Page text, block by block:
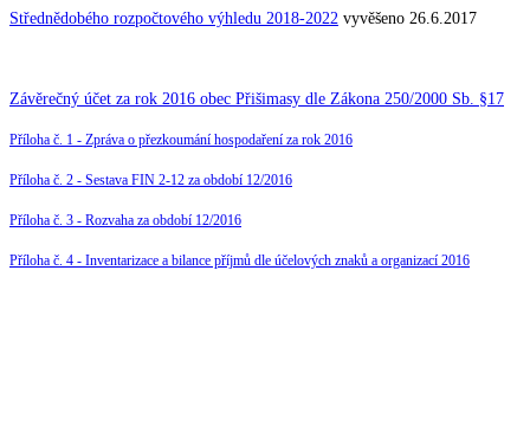
Střednědobého rozpočtového výhledu 2018-2022 vyvěšeno 26.6.2017
Závěrečný účet za rok 2016 obec Přišimasy dle Zákona 250/2000 Sb. §17
Příloha č. 1 - Zpráva o přezkoumání hospodaření za rok 2016
Příloha č. 2 - Sestava FIN 2-12 za období 12/2016
Příloha č. 3 - Rozvaha za období 12/2016
Příloha č. 4 - Inventarizace a bilance příjmů dle účelových znaků a organizací 2016